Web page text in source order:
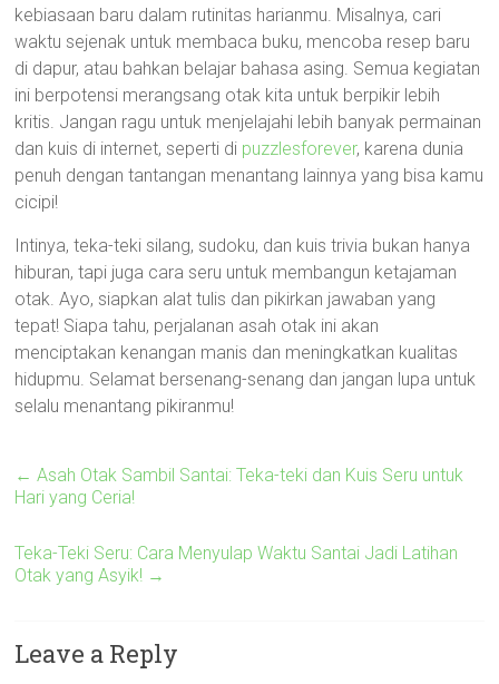
kebiasaan baru dalam rutinitas harianmu. Misalnya, cari
waktu sejenak untuk membaca buku, mencoba resep baru
di dapur, atau bahkan belajar bahasa asing. Semua kegiatan
ini berpotensi merangsang otak kita untuk berpikir lebih
kritis. Jangan ragu untuk menjelajahi lebih banyak permainan
dan kuis di internet, seperti di puzzlesforever, karena dunia
penuh dengan tantangan menantang lainnya yang bisa kamu
cicipi!
Intinya, teka-teki silang, sudoku, dan kuis trivia bukan hanya
hiburan, tapi juga cara seru untuk membangun ketajaman
otak. Ayo, siapkan alat tulis dan pikirkan jawaban yang
tepat! Siapa tahu, perjalanan asah otak ini akan
menciptakan kenangan manis dan meningkatkan kualitas
hidupmu. Selamat bersenang-senang dan jangan lupa untuk
selalu menantang pikiranmu!
← Asah Otak Sambil Santai: Teka-teki dan Kuis Seru untuk
Hari yang Ceria!
Teka-Teki Seru: Cara Menyulap Waktu Santai Jadi Latihan
Otak yang Asyik! →
Leave a Reply